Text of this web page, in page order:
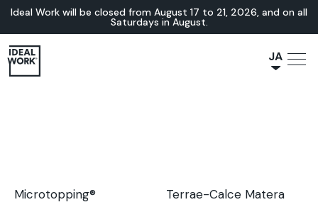
Ideal Work will be closed from August 17 to 21, 2026, and on all
Saturdays in August.
JA
DE
家具調度品をカスタマイズして、個性的な空間を演出しましょ
Microtopping® Terrae-Calce Matera